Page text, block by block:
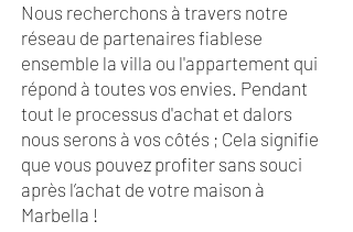
Nous recherchons à travers notre
réseau de partenaires fiablese
ensemble la villa ou l'appartement qui
répond à toutes vos envies. Pendant
tout le processus d'achat et dalors
nous serons à vos côtés ; Cela signifie
que vous pouvez profiter sans souci
après l’achat de votre maison à
Marbella !